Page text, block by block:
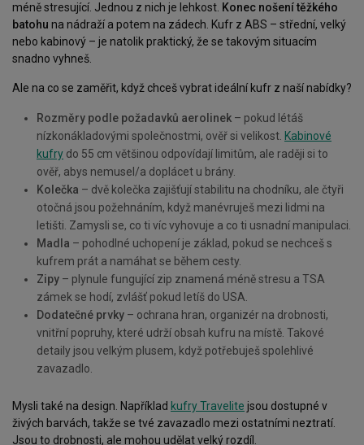
méně stresující. Jednou z nich je lehkost. Konec nošení těžkého
batohu na nádraží a potem na zádech. Kufr z ABS – střední, velký
nebo kabinový – je natolik praktický, že se takovým situacím
snadno vyhneš.
Ale na co se zaměřit, když chceš vybrat ideální kufr z naší nabídky?
Rozměry podle požadavků aerolinek – pokud létáš
nízkonákladovými společnostmi, ověř si velikost. Kabinové
kufry do 55 cm většinou odpovídají limitům, ale raději si to
ověř, abys nemusel/a doplácet u brány.
Kolečka – dvě kolečka zajišťují stabilitu na chodníku, ale čtyři
otočná jsou požehnáním, když manévruješ mezi lidmi na
letišti. Zamysli se, co ti víc vyhovuje a co ti usnadní manipulaci.
Madla – pohodlné uchopení je základ, pokud se nechceš s
kufrem prát a namáhat se během cesty.
Zipy – plynule fungující zip znamená méně stresu a TSA
zámek se hodí, zvlášť pokud letíš do USA.
Dodatečné prvky – ochrana hran, organizér na drobnosti,
vnitřní popruhy, které udrží obsah kufru na místě. Takové
detaily jsou velkým plusem, když potřebuješ spolehlivé
zavazadlo.
Mysli také na design. Například kufry Travelite jsou dostupné v
živých barvách, takže se tvé zavazadlo mezi ostatními neztratí.
Jsou to drobnosti, ale mohou udělat velký rozdíl.